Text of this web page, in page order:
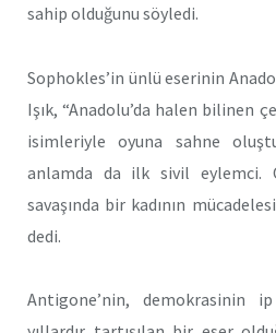
sahip olduğunu söyledi.
Sophokles’in ünlü eserinin
Işık, “Anadolu’da halen bilinen
isimleriyle oyuna sahne
anlamda da ilk sivil eylemci.
savaşında bir kadının
dedi.
Antigone’nin, demokrasinin ip